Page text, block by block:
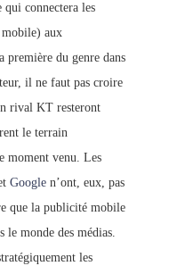
qui connectera les
mobile) aux
première du genre dans
il ne faut pas croire
rival KT resteront
le terrain
moment venu. Les
Google n’ont, eux, pas
que la publicité mobile
le monde des médias.
les